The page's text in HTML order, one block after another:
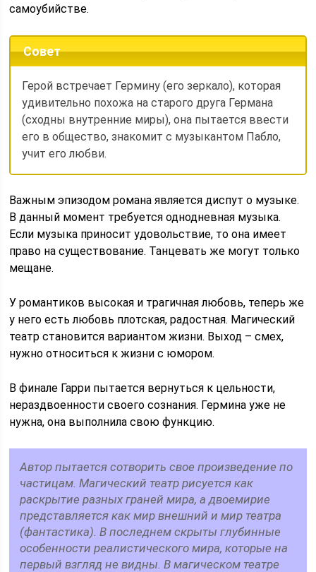
самоубийстве.
Совет
Герой встречает Гермину (его зеркало), которая
удивительно похожа на старого друга Германа
(сходны внутренние миры), она пытается ввести
его в общество, знакомит с музыкантом Пабло,
учит его любви.
Важным эпизодом романа является диспут о музыке.
В данный момент требуется однодневная музыка.
Если музыка приносит удовольствие, то она имеет
право на существование. Танцевать же могут только
мещане.
У романтиков высокая и трагичная любовь, теперь же
у него есть любовь плотская, радостная. Магический
театр становится вариантом жизни. Выход – смех,
нужно относиться к жизни с юмором.
В финале Гарри пытается вернуться к цельности,
нераздвоенности своего сознания. Гермина уже не
нужна, она выполнила свою функцию.
Автор пытается сотворить свое произведение по
частицам. Магический театр рисуется как
раскрытие разных граней мира, а двоемирие
представляется как мир внешний и мир театра
(фантастика). В последнем скрыты глубинные
особенности реалистического мира, которые на
первый взгляд не видны. В магическом театре